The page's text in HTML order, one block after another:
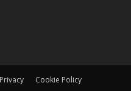
Privacy Cookie Policy